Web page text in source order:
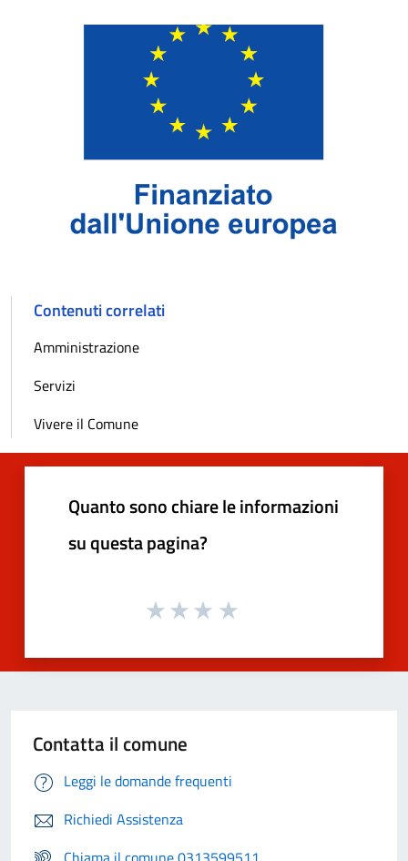
Contenuti correlati
Amministrazione
Servizi
Vivere il Comune
Quanto sono chiare le informazioni
su questa pagina?
Contatta il comune
Leggi le domande frequenti
Richiedi Assistenza